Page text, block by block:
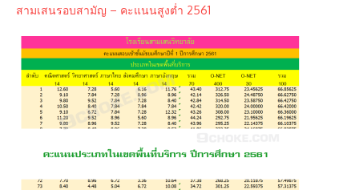
สามเสนรอบสามัญ – คะแนนสูงต่ำ 2561